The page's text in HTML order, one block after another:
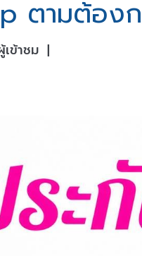
ตามต้อง
ข้าชม |